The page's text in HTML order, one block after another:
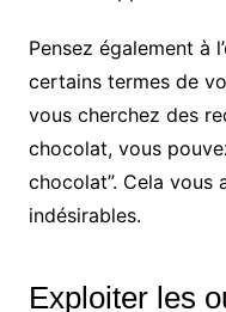
Pensez également à
certains termes de
vous cherchez des
chocolat, vous
chocolat”. Cela vous
indésirables.
Exploiter les